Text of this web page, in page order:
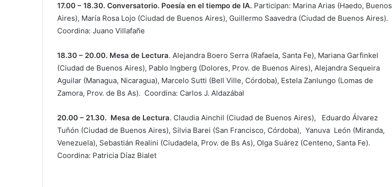
17.00 – 18.30. Conversatorio. Poesía en el tiempo de IA. Participan: Marina Arias (Haedo, Buenos
Aires), María Rosa Lojo (Ciudad de Buenos Aires), Guillermo Saavedra (Ciudad de Buenos Aires).
Coordina: Juano Villafañe
18.30 – 20.00. Mesa de Lectura. Alejandra Boero Serra (Rafaela, Santa Fe), Mariana Garfinkel
(Ciudad de Buenos Aires), Pablo Ingberg (Dolores, Prov. de Buenos Aires), Alejandra Sequeira
Aguilar (Managua, Nicaragua), Marcelo Sutti (Bell Ville, Córdoba), Estela Zanlungo (Lomas de
Zamora, Prov. de Bs As). Coordina: Carlos J. Aldazábal
20.00 – 21.30. Mesa de Lectura. Claudia Ainchil (Ciudad de Buenos Aires), Eduardo Álvarez
Tuñón (Ciudad de Buenos Aires), Silvia Barei (San Francisco, Córdoba), Yanuva León (Miranda,
Venezuela), Sebastián Realini (Ciudadela, Prov. de Bs As), Olga Suárez (Centeno, Santa Fe).
Coordina: Patricia Díaz Bialet